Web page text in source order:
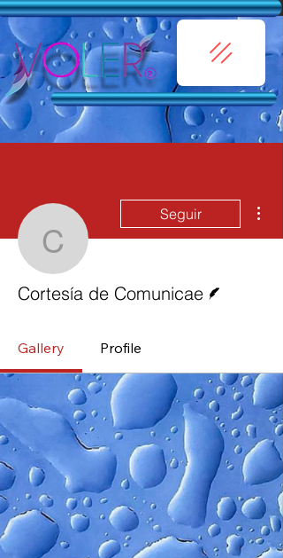
Cortesía de
Seguir
Cortesía de Comunicae
Gallery Profile